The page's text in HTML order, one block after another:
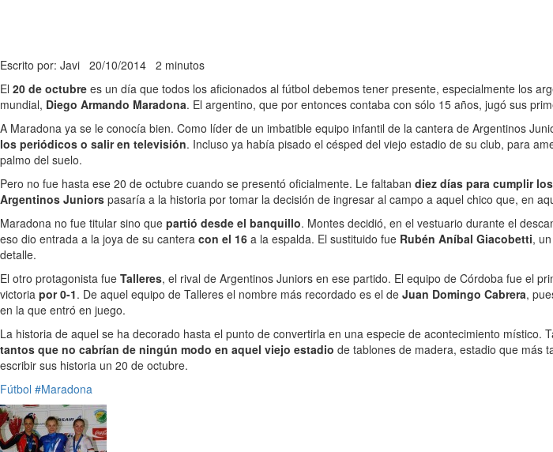
Escrito por: Javi 20/10/2014 2 minutos
El 20 de octubre es un día que todos los aficionados al fútbol debemos tener presente, especialmente los
mundial, Diego Armando Maradona. El argentino, que por entonces contaba con sólo 15 años, jugó sus
A Maradona ya se le conocía bien. Como líder de un imbatible equipo infantil de la cantera de Argentinos
los periódicos o salir en televisión. Incluso ya había pisado el césped del viejo estadio de su club, para
palmo del suelo.
Pero no fue hasta ese 20 de octubre cuando se presentó oficialmente. Le faltaban diez días para cumplir
Argentinos Juniors pasaría a la historia por tomar la decisión de ingresar al campo a aquel chico que, en
Maradona no fue titular sino que partió desde el banquillo. Montes decidió, en el vestuario durante el
eso dio entrada a la joya de su cantera con el 16 a la espalda. El sustituido fue Rubén Aníbal Giacobetti,
detalle.
El otro protagonista fue Talleres, el rival de Argentinos Juniors en ese partido. El equipo de Córdoba fue el
victoria por 0-1. De aquel equipo de Talleres el nombre más recordado es el de Juan Domingo Cabrera,
en la que entró en juego.
La historia de aquel se ha decorado hasta el punto de convertirla en una especie de acontecimiento
tantos que no cabrían de ningún modo en aquel viejo estadio de tablones de madera, estadio que más
escribir sus historia un 20 de octubre.
Fútbol #Maradona